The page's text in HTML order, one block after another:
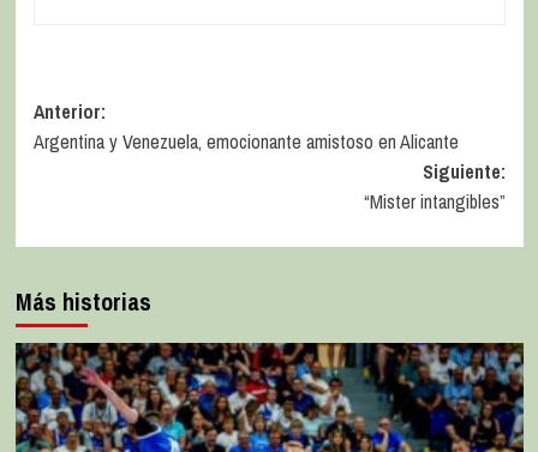
Anterior:
Argentina y Venezuela, emocionante amistoso en Alicante
Siguiente:
“Mister intangibles”
Más historias